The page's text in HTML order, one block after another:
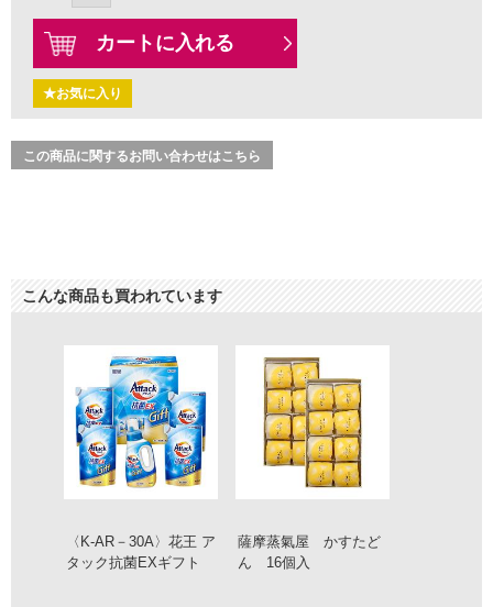
カートに入れる
★お気に入り
この商品に関するお問い合わせはこちら
こんな商品も買われています
〈K-AR－30A〉花王 ア
タック抗菌EXギフト
薩摩蒸氣屋 かすたど
ん 16個入